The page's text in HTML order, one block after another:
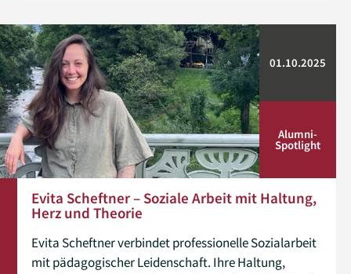
01.10.2025
Alumni­
Spotlight
Evita Scheftner – Soziale Arbeit mit Haltung,
Herz und Theorie
Evita Scheftner verbindet professionelle Sozialarbeit
mit pädagogischer Leidenschaft. Ihre Haltung,